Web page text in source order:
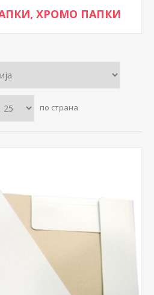
ХРОМО ПАПКИ
по страна